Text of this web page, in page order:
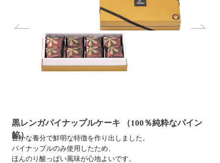
黒レンガパイナップルケーキ （100％純粋なパイン
餡）
豊かな養分で鮮明な特徴を作り出しました。
パイナップルのみ使用したため、
ほんのり酸っぱい風味が心地よいです。